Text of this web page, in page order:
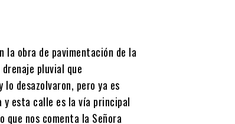
la obra de pavimentación de la
pluvial que
desazolvaron, pero ya es
esta calle es la vía principal
que nos comenta la Señora